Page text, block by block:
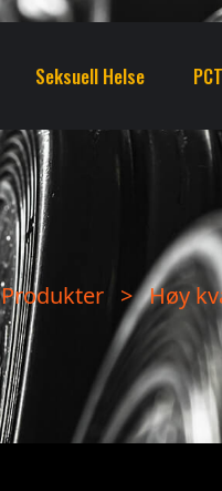
Seksuell Helse PCT
Produkter > Høy